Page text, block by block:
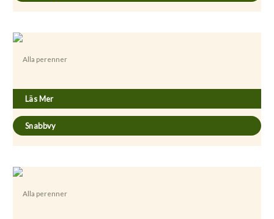
Alla perenner
Läs Mer
Snabbvy
Alla perenner